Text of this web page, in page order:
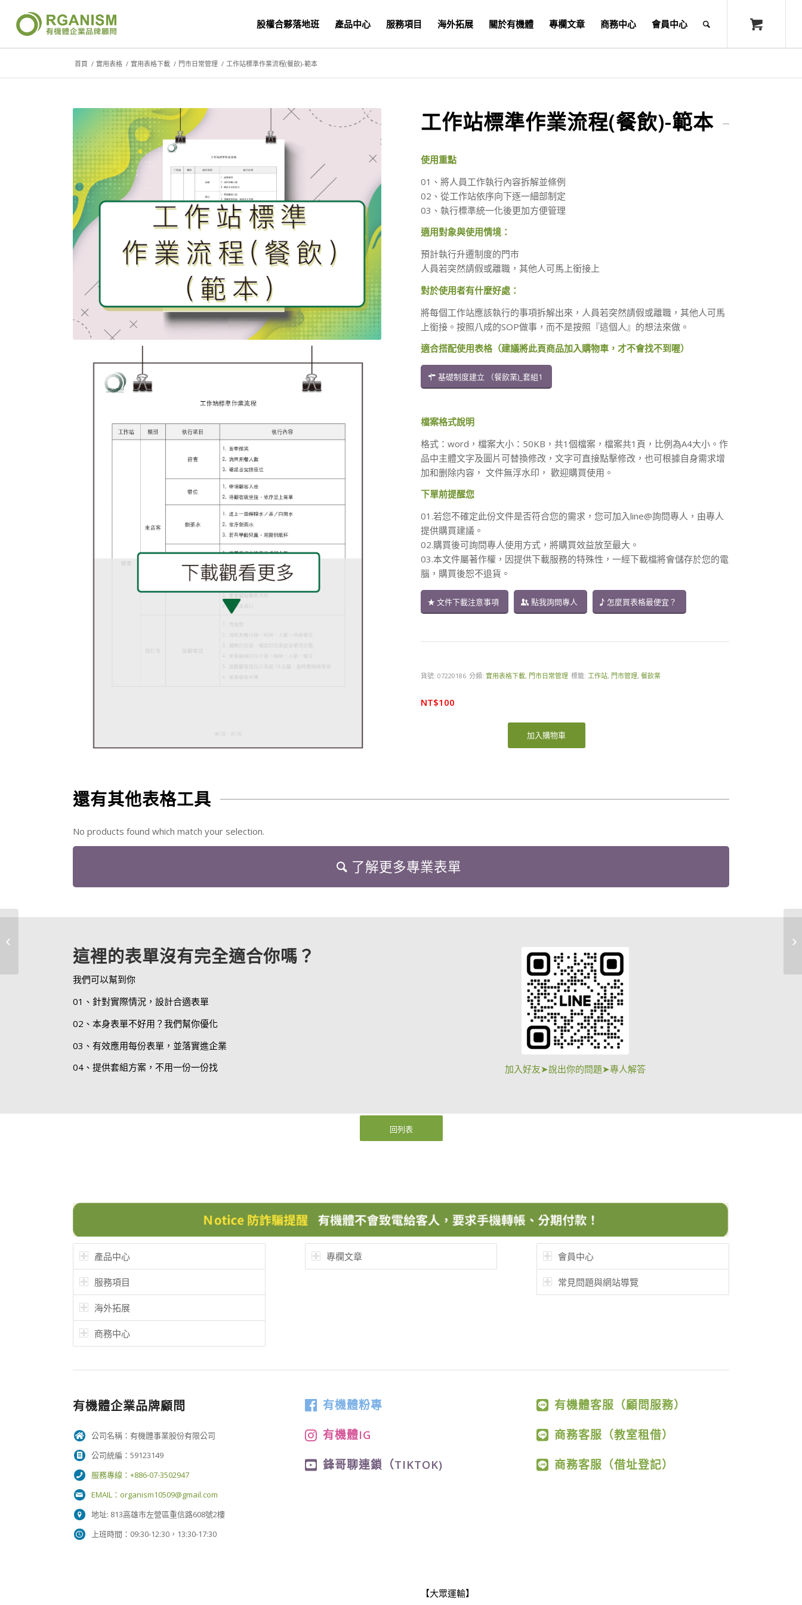
股權合夥落地班 產品中心 服務項目 海外拓展 關於有機體 專欄文章 商務中心 會員中心
首頁 / 實用表格 / 實用表格下載 / 門市日常管理 / 工作站標準作業流程(餐飲)-範本
工作站標準作業流程(餐飲)-範本
使用重點
01、將人員工作執行內容拆解並條例
02、從工作站依序向下逐一細部制定
03、執行標準統一化後更加方便管理
適用對象與使用情境：
預計執行升遷制度的門市
人員若突然請假或離職，其他人可馬上銜接上
對於使用者有什麼好處：
將每個工作站應該執行的事項拆解出來，人員若突然請假或離職，其他人可馬
上銜接。按照八成的SOP做事，而不是按照『這個人』的想法來做。
適合搭配使用表格（建議將此頁商品加入購物車，才不會找不到喔）
基礎制度建立 （餐飲業)_套組1
檔案格式說明
格式：word，檔案大小：50KB，共1個檔案，檔案共1頁，比例為A4大小。作
品中主體文字及圖片可替換修改，文字可直接點擊修改，也可根據自身需求增
加和删除内容， 文件無浮水印， 歡迎購買使用。
下單前提醒您
01.若您不確定此份文件是否符合您的需求，您可加入line@詢問專人，由專人
提供購買建議。
02.購買後可詢問專人使用方式，將購買效益放至最大。
03.本文件屬著作權，因提供下載服務的特殊性，一經下載檔將會儲存於您的電
腦，購買後恕不退貨。
文件下載注意事項 點我詢問專人 怎麼買表格最便宜？
貨號: 07220186 分類: 實用表格下載, 門市日常管理 標籤: 工作站, 門市管理, 餐飲業
NT$100
加入購物車
還有其他表格工具
No products found which match your selection.
了解更多專業表單
這裡的表單沒有完全適合你嗎？
我們可以幫到你
01、針對實際情況，設計合適表單
02、本身表單不好用？我們幫你優化
03、有效應用每份表單，並落實進企業
04、提供套組方案，不用一份一份找
加入好友➤說出你的問題➤專人解答
回列表
產品中心
服務項目
海外拓展
商務中心
專欄文章 會員中心
常見問題與網站導覽
有機體企業品牌顧問
公司名稱：有機體事業股份有限公司
公司統編：59123149
服務專線：+886-07-3502947
EMAIL： organism10509@gmail.com
地址: 813高雄市左營區重信路608號2樓
上班時間：09:30-12:30，13:30-17:30
有機體粉專
有機體IG
鋒哥聊連鎖（TIKTOK)
有機體客服（顧問服務）
商務客服（教室租借）
商務客服（借址登記）
【大眾運輸】